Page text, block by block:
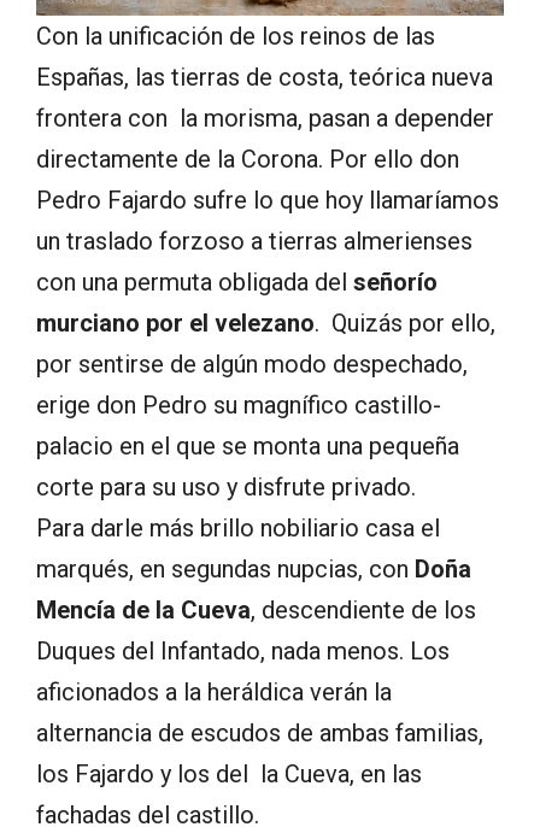
Con la unificación de los reinos de las
Españas, las tierras de costa, teórica nueva
frontera con la morisma, pasan a depender
directamente de la Corona. Por ello don
Pedro Fajardo sufre lo que hoy llamaríamos
un traslado forzoso a tierras almerienses
con una permuta obligada del señorío
murciano por el velezano. Quizás por ello,
por sentirse de algún modo despechado,
erige don Pedro su magnífico castillo-
palacio en el que se monta una pequeña
corte para su uso y disfrute privado.
Para darle más brillo nobiliario casa el
marqués, en segundas nupcias, con Doña
Mencía de la Cueva, descendiente de los
Duques del Infantado, nada menos. Los
aficionados a la heráldica verán la
alternancia de escudos de ambas familias,
los Fajardo y los del la Cueva, en las
fachadas del castillo.